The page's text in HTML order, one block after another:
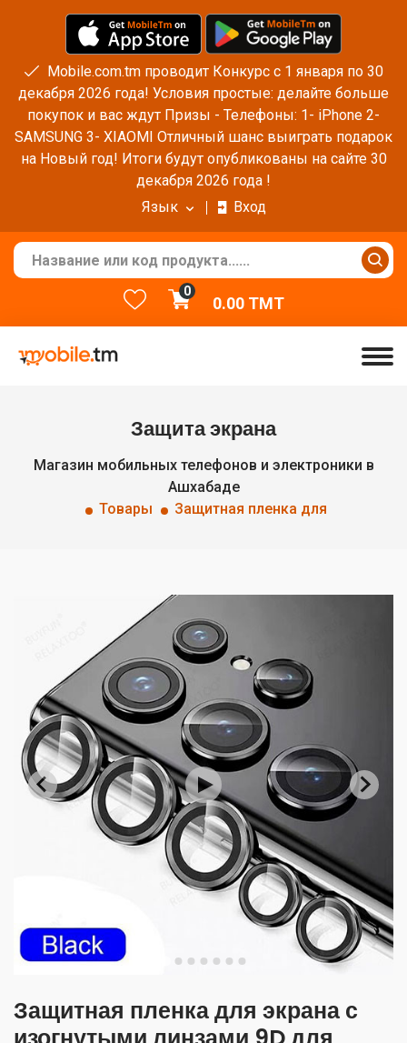
Mobile.com.tm проводит Конкурс с 1 января по 30
декабря 2026 года! Условия простые: делайте больше
покупок и вас ждут Призы - Телефоны: 1- iPhone 2-
SAMSUNG 3- XIAOMI Отличный шанс выиграть подарок
на Новый год! Итоги будут опубликованы на сайте 30
декабря 2026 года !
Язык
Вход
0
0.00TMT
Защита экрана
Магазин мобильных телефонов и электроники в
Ашхабаде
Товары
Защитная пленка для
Защитная пленка для экрана с